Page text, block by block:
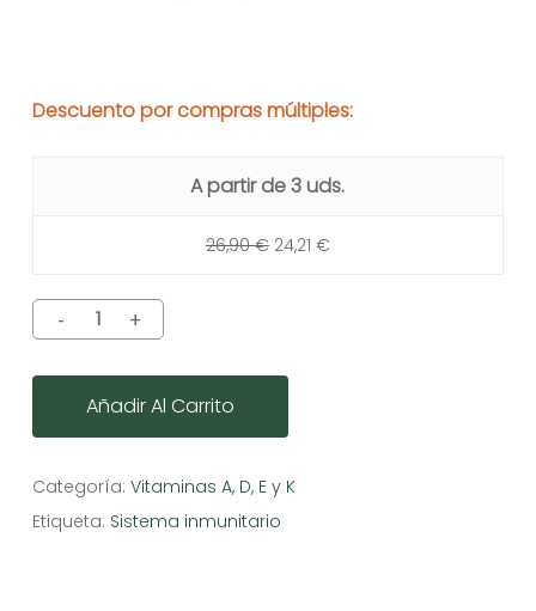
Descuento por compras múltiples:
A partir de 3 uds.
26,90€ 24,21 €
Añadir Al Carrito
Categoría: Vitaminas A, D, E y K
Etiqueta: Sistema inmunitario